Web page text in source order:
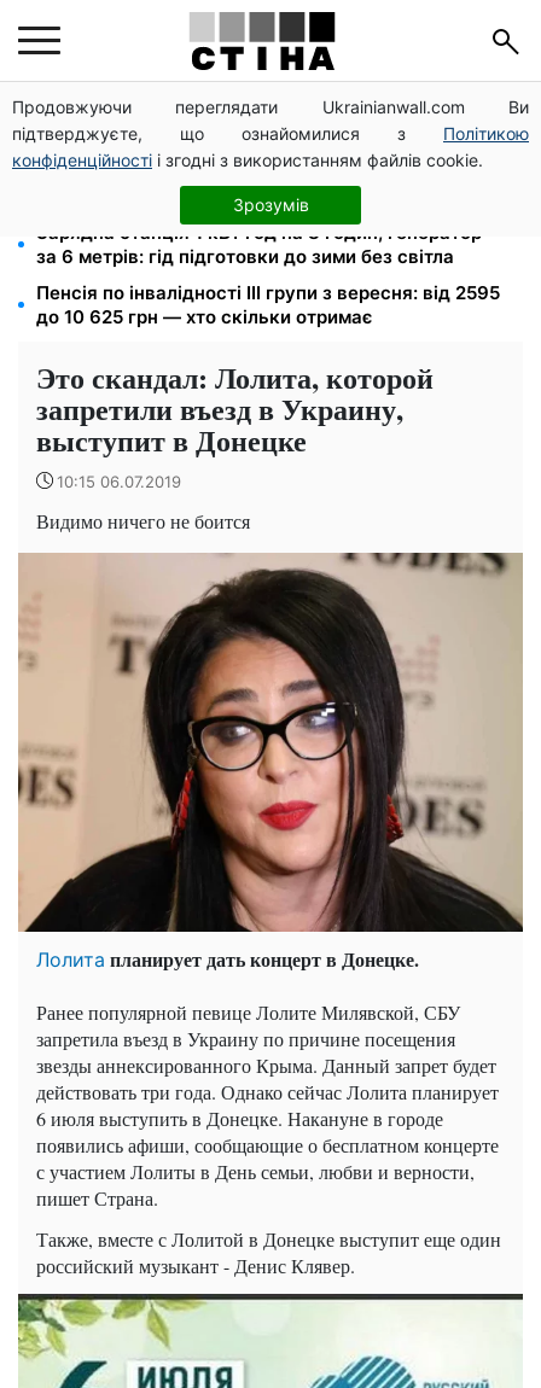
Продовжуючи переглядати Ukrainianwall.com Ви
підтверджуєте, що ознайомилися з Політикою
конфіденційності і згодні з використанням файлів cookie.
Зрозумів
Долар по 44,50 грн, євро — 51,34: курс валют у
банках 9 серпня
Посвідчення водія та техпаспорт відновлять
безкоштовно: умова від сервісних центрів МВС
Зарядна станція 1 кВт·год на 8 годин, генератор —
за 6 метрів: гід підготовки до зими без світла
Пенсія по інвалідності III групи з вересня: від 2595
до 10 625 грн — хто скільки отримає
Это скандал: Лолита, которой
запретили въезд в Украину,
выступит в Донецке
10:15 06.07.2019
Видимо ничего не боится
Лолита планирует дать концерт в Донецке.
Ранее популярной певице Лолите Милявской, СБУ
запретила въезд в Украину по причине посещения
звезды аннексированного Крыма. Данный запрет будет
действовать три года. Однако сейчас Лолита планирует
6 июля выступить в Донецке. Накануне в городе
появились афиши, сообщающие о бесплатном концерте
с участием Лолиты в День семьи, любви и верности,
пишет Страна.
Также, вместе с Лолитой в Донецке выступит еще один
российский музыкант - Денис Клявер.